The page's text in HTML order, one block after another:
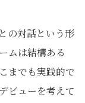
の対話という形
ムは結構ある
までも実践的で
ビューを考えて